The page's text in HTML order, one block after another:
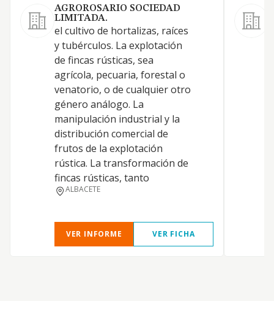
AGROROSARIO SOCIEDAD
LIMITADA.
el cultivo de hortalizas, raíces
y tubérculos. La explotación
de fincas rústicas, sea
agrícola, pecuaria, forestal o
venatorio, o de cualquier otro
género análogo. La
manipulación industrial y la
distribución comercial de
frutos de la explotación
rústica. La transformación de
fincas rústicas, tanto
ALBACETE
VER INFORME VER FICHA